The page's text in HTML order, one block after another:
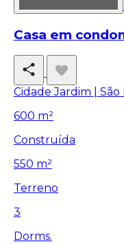
Casa em
Cidade Jardim | São
600 m²
Construída
550 m²
Terreno
3
Dorms.